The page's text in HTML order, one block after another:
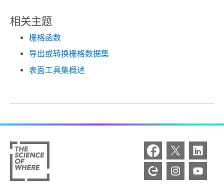
相关主题
栅格函数
导出或转换栅格数据集
表面工具集概述